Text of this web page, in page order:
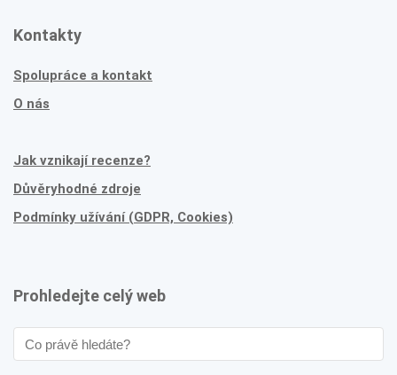
Kontakty
Spolupráce a kontakt
O nás
Jak vznikají recenze?
Důvěryhodné zdroje
Podmínky užívání (GDPR, Cookies)
Prohledejte celý web